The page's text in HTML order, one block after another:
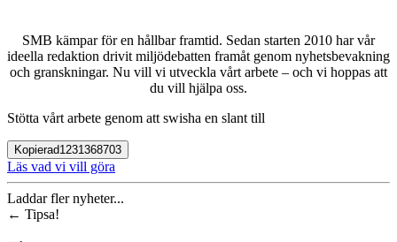
SMB kämpar för en hållbar framtid. Sedan starten 2010 har vår
ideella redaktion drivit miljödebatten framåt genom nyhetsbevakning
och granskningar. Nu vill vi utveckla vårt arbete – och vi hoppas att
du vill hjälpa oss.
Stötta vårt arbete genom att swisha en slant till
Kopierad1231368703
Läs vad vi vill göra
Laddar fler nyheter...
← Tipsa!